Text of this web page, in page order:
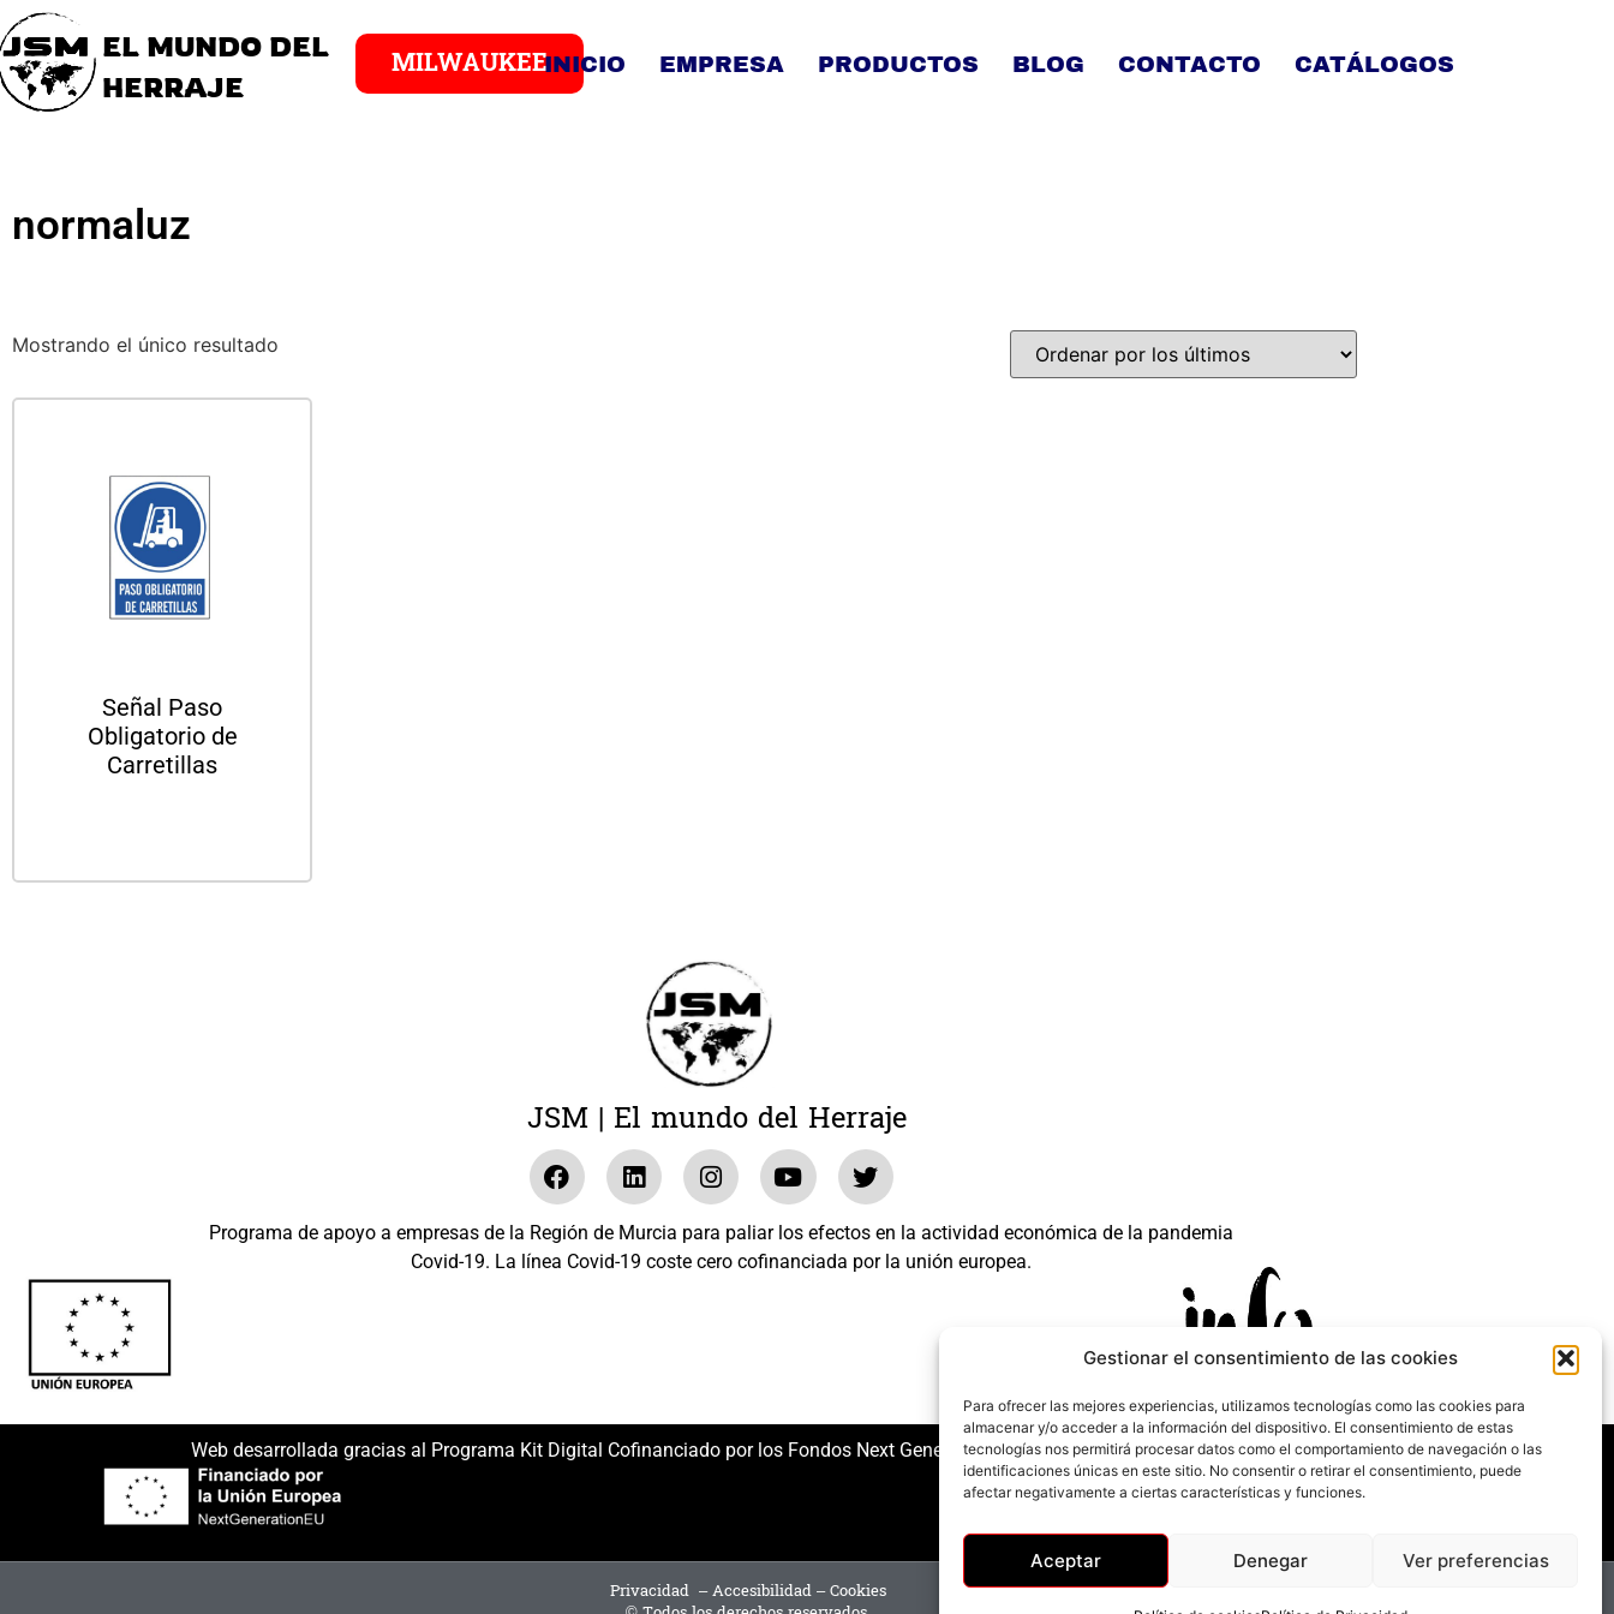
Gestionar el consentimiento de las cookies
Para ofrecer las mejores experiencias, utilizamos tecnologías como las cookies para
almacenar y/o acceder a la información del dispositivo. El consentimiento de estas
tecnologías nos permitirá procesar datos como el comportamiento de navegación o las
identificaciones únicas en este sitio. No consentir o retirar el consentimiento, puede
afectar negativamente a ciertas características y funciones.
Aceptar Denegar Ver preferencias
EL MUNDO DEL
HERRAJE
MILWAUKEEINICIO EMPRESA PRODUCTOS BLOG CONTACTO CATÁLOGOS
normaluz
Mostrando el único resultado
Señal Paso
Obligatorio de
Carretillas
JSM | El mundo del Herraje
Programa de apoyo a empresas de la Región de Murcia para paliar los efectos en la actividad económica de la pandemia
Covid-19. La línea Covid-19 coste cero cofinanciada por la unión europea.
Web desarrollada gracias al Programa Kit Digital Cofinanciado por los Fondos Next Generation (EU) del mecanismo de Recuperación y Resilencia.
Privacidad –Accesibilidad–Cookies